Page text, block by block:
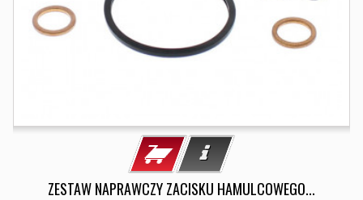
ZESTAW NAPRAWCZY ZACISKU HAMULCOWEGO...